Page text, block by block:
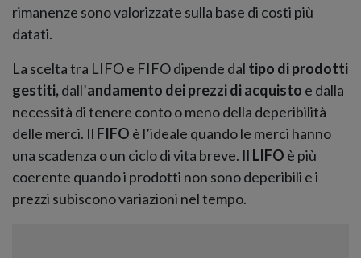
rimanenze sono valorizzate sulla base di costi più
datati.
La scelta tra LIFO e FIFO dipende dal tipo di prodotti
gestiti,dall’andamento dei prezzi di acquisto e dalla
necessità di tenere conto o meno della deperibilità
delle merci. Il FIFO è l’ideale quando le merci hanno
una scadenza o un ciclo di vita breve. Il LIFO è più
coerente quando i prodotti non sono deperibili e i
prezzi subiscono variazioni nel tempo.